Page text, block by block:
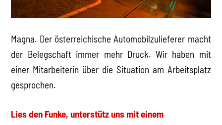
Magna. Der österreichische Automobilzulieferer macht
der Belegschaft immer mehr Druck. Wir haben mit
einer Mitarbeiterin über die Situation am Arbeitsplatz
gesprochen.
Lies den Funke, unterstütz uns mit einem